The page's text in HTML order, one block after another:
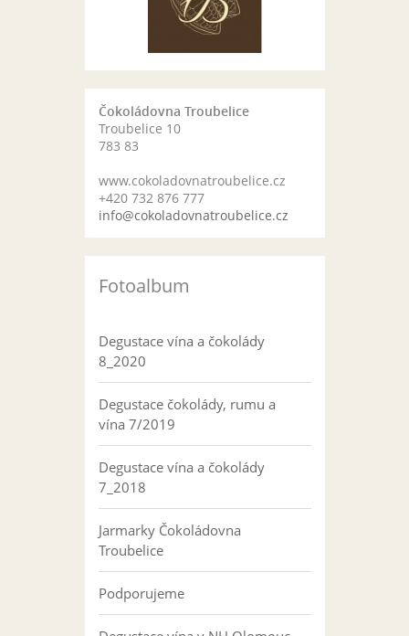
Čokoládovna Troubelice
Troubelice 10
783 83
www.cokoladovnatroubelice.cz
+420 732 876 777
info@cokoladovnatroubelice.cz
Fotoalbum
Degustace vína a čokolády
8_2020
Degustace čokolády, rumu a
vína 7/2019
Degustace vína a čokolády
7_2018
Jarmarky Čokoládovna
Troubelice
Podporujeme